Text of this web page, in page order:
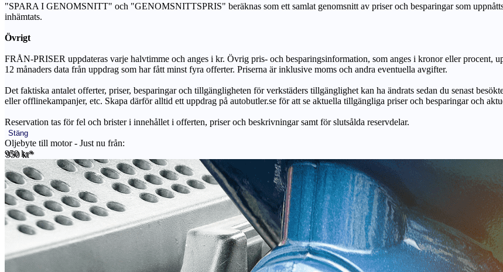
"SPARA I GENOMSNITT" och "GENOMSNITTSPRIS" beräknas som ett samlat genomsnitt av priser och besparingar som
inhämtats.
Övrigt
FRÅN-PRISER uppdateras varje halvtimme och anges i kr. Övrig pris- och besparingsinformation, som anges i kronor eller procent,
12 månaders data från uppdrag som har fått minst fyra offerter. Priserna är inklusive moms och andra eventuella avgifter.
Det faktiska antalet offerter, priser, besparingar och tillgängligheten för verkstäders tillgänglighet kan ha ändrats sedan du senast
eller offlinekampanjer, etc. Skapa därför alltid ett uppdrag på autobutler.se för att se aktuella tillgängliga priser och besparingar och
Reservation tas för fel och brister i innehållet i offerten, priser och beskrivningar samt för slutsålda reservdelar.
Stäng
Oljebyte till motor - Just nu från:
950 kr*